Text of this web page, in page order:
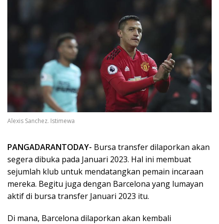
Alexis Sanchez. Istimewa
PANGADARANTODAY- Bursa transfer dilaporkan akan
segera dibuka pada Januari 2023. Hal ini membuat
sejumlah klub untuk mendatangkan pemain incaraan
mereka. Begitu juga dengan Barcelona yang lumayan
aktif di bursa transfer Januari 2023 itu.
Di mana, Barcelona dilaporkan akan kembali